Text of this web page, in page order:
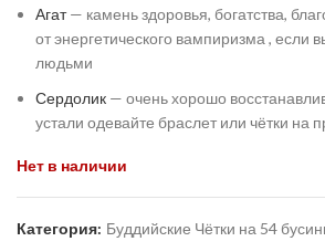
Агат— камень здоровья, богатства,
от энергетического вампиризма , если
людьми
Сердолик — очень хорошо
устали одевайте браслет или чётки на
Нет в наличии
Категория: Буддийские Чётки на 54